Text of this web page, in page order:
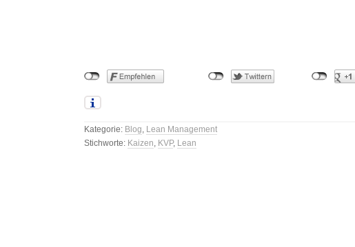
Kategorie: Blog, Lean Management
Stichworte: Kaizen, KVP, Lean